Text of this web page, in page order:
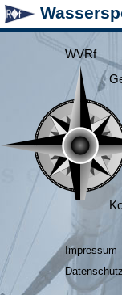
WVRf
Impressum
Datenschutz